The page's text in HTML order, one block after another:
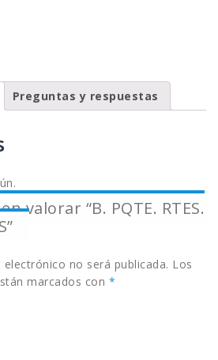
Preguntas y respuestas
valorar “B. PQTE. RTES.
no será publicada. Los
marcados con *